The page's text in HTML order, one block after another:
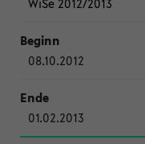
08.10.2012
01.02.2013